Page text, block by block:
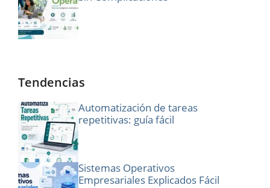
Tendencias
Automatización de tareas
repetitivas: guía fácil
Sistemas Operativos
Empresariales Explicados Fácil